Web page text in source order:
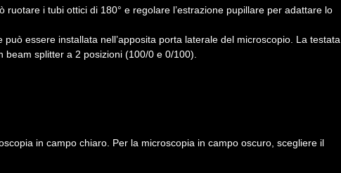
i tubi ottici di 180° e regolare l’estrazione pupillare per adattare lo
essere installata nell’apposita porta laterale del microscopio. La testata
splitter a 2 posizioni (100/0 e 0/100).
in campo chiaro. Per la microscopia in campo oscuro, scegliere il